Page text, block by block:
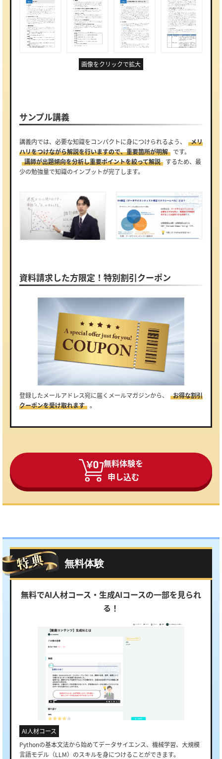
画像をクリックで拡大
サンプル講義
講義内では、必要な知識をコンパクトに身につけられるよう、
メリ
ハリをつけながら解説を行いますので、重要箇所が明解
です。
講師が出題傾向を分析し重要ポイントを絞って解説
するため、最
少の勉強量で知識のインプットが完了します。
資料請求した方限定！特別割引クーポン
登録したメールアドレス宛に届くメールマガジンから、
お得な割引
クーポンを受け取れます 。
無料体験を
申し込む
無料体験
無料でAI人材コース・生成AIコースの一部を見られ
る！
AI人材コース
Pythonの基本文法から始めてデータサイエンス、機械学習、大規模
言語モデル（LLM）のスキルを身につけることができます。